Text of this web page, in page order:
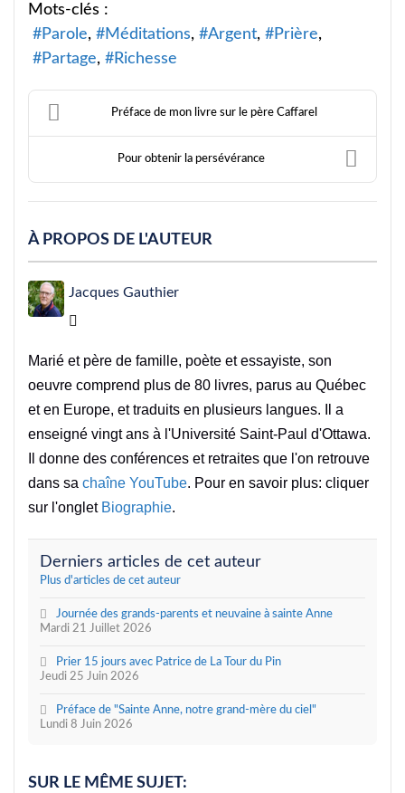
Mots-clés :
Parole
Méditations Argent
Prière
Partage
Richesse
Préface de mon livre sur le père Caffarel
Pour obtenir la persévérance
À PROPOS DE L'AUTEUR
Jacques Gauthier
Marié et père de famille, poète et essayiste, son
oeuvre comprend plus de 80 livres, parus au Québec
et en Europe, et traduits en plusieurs langues. Il a
enseigné vingt ans à l'Université Saint-Paul d'Ottawa.
Il donne des conférences et retraites que l'on retrouve
dans sa chaîne YouTube. Pour en savoir plus: cliquer
sur l'onglet Biographie.
Derniers articles de cet auteur
Plus d'articles de cet auteur
Mardi 21 Juillet 2026
Journée des grands-parents et neuvaine à sainte Anne
Jeudi 25 Juin 2026
Prier 15 jours avec Patrice de La Tour du Pin
Lundi 8 Juin 2026
Préface de "Sainte Anne, notre grand-mère du ciel"
SUR LE MÊME SUJET: